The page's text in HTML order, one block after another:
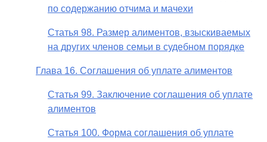
по содержанию отчима и мачехи
Статья 98. Размер алиментов, взыскиваемых
на других членов семьи в судебном порядке
Глава 16. Соглашения об уплате алиментов
Статья 99. Заключение соглашения об уплате
алиментов
Статья 100. Форма соглашения об уплате